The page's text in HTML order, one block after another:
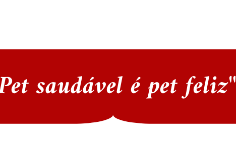
saudável é pet feliz"